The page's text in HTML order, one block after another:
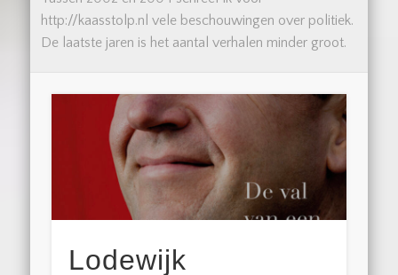
http://kaasstolp.nl vele beschouwingen over politiek.
De laatste jaren is het aantal verhalen minder groot.
Lodewijk